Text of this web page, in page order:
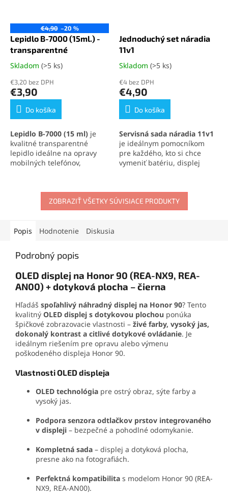
€4,90 –20 %
Lepidlo B-7000 (15ml.) -
transparentné
Priemerné
produktu
je
5,0
hviezdičiek.
Skladom (>5 ks)
€3,20 bez DPH
€3,90
Do košíka
Lepidlo B-7000 (15 ml) je
kvalitné transparentné
lepidlo ideálne na opravy
mobilných telefónov,
no pružný spoj, ktorý
odoláva otrasom, vode aj
oderu. Vďaka presnej
jednoducho nanáša aj na
Jednoduchý set náradia
11v1
Priemerné
produktu
je
5,0
hviezdičiek.
Skladom (>5 ks)
€4 bez DPH
€4,90
Do košíka
Servisná sada náradia 11v1
je ideálnym pomocníkom
pre každého, kto si chce
vymeniť batériu, displej
Obsahuje skrutkovače,
otváracie nástroje, prísavku
aj vyberač SIM karty. Vďaka
ZOBRAZIŤ VŠETKY SÚVISIACE PRODUKTY
Popis Hodnotenie Diskusia
Podrobný popis
OLED displej na Honor 90 (REA-NX9, REA-
AN00) + dotyková plocha – čierna
Hľadáš spoľahlivý náhradný displej na Honor 90? Tento
kvalitný OLED displej s dotykovou plochou ponúka
špičkové zobrazovacie vlastnosti – živé farby, vysoký jas,
dokonalý kontrast a citlivé dotykové ovládanie. Je
ideálnym riešením pre opravu alebo výmenu
poškodeného displeja Honor 90.
Vlastnosti OLED displeja
OLED technológia pre ostrý obraz, sýte farby a
vysoký jas.
Podpora senzora odtlačkov prstov integrovaného
v displeji – bezpečné a pohodlné odomykanie.
Kompletná sada – displej a dotyková plocha,
presne ako na fotografiách.
Perfektná kompatibilita s modelom Honor 90 (REA-
NX9, REA-AN00).